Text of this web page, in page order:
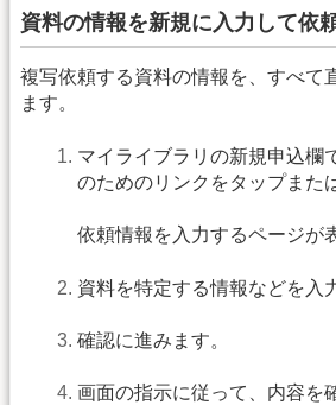
資料の情報を新規に入力して依
複写依頼する資料の情報を、すべて
ます。
マイライブラリの新規申込欄
のためのリンクをタップまた
依頼情報を入力するページが
資料を特定する情報などを入
確認に進みます。
画面の指示に従って、内容を